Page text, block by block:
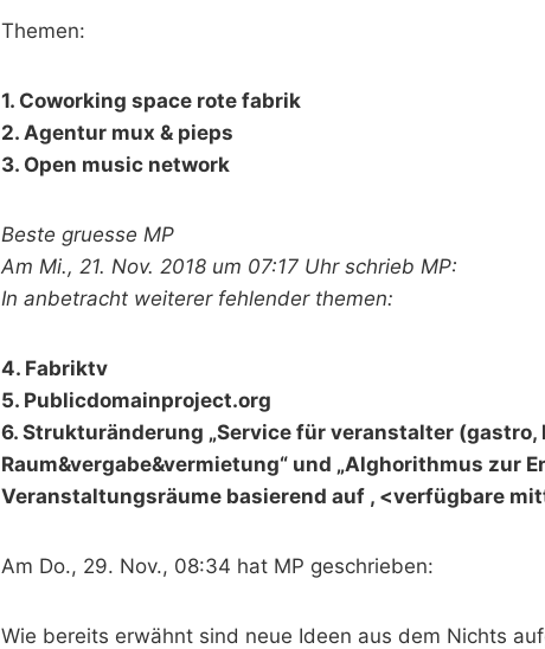
Themen:
1. Coworking space rote fabrik
2. Agentur mux & pieps
3. Open music network
Beste gruesse MP
Am Mi., 21. Nov. 2018 um 07:17 Uhr schrieb MP:
In anbetracht weiterer fehlender themen:
4. Fabriktv
5. Publicdomainproject.org
6. Strukturänderung „Service für veranstalter (gastro,
Raum&vergabe&vermietung“ und „Alghorithmus zur
Veranstaltungsräume basierend auf , <verfügbare
Am Do., 29. Nov., 08:34 hat MP geschrieben:
Wie bereits erwähnt sind neue Ideen aus dem Nichts